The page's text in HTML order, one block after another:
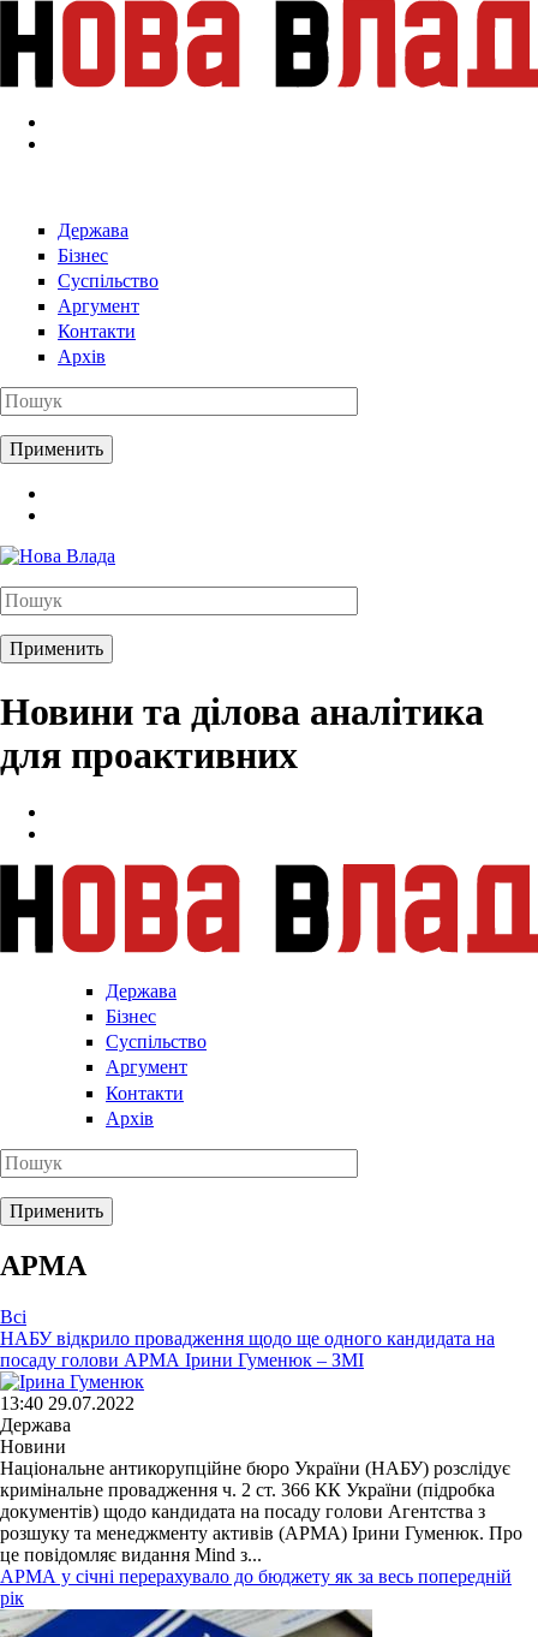
Перейти к основному содержанию
Держава
Бізнес
Суспільство
Аргумент
Контакти
Архів
Новини та ділова аналітика
для проактивних
Держава
Бізнес
Суспільство
Аргумент
Контакти
Архів
АРМА
Всі
НАБУ відкрило провадження щодо ще одного кандидата на
посаду голови АРМА Ірини Гуменюк – ЗМІ
13:40 29.07.2022
Держава
Новини
Національне антикорупційне бюро України (НАБУ) розслідує
кримінальне провадження ч. 2 ст. 366 КК України (підробка
документів) щодо кандидата на посаду голови Агентства з
розшуку та менеджменту активів (АРМА) Ірини Гуменюк. Про
це повідомляє видання Mind з...
АРМА у січні перерахувало до бюджету як за весь попередній
рік